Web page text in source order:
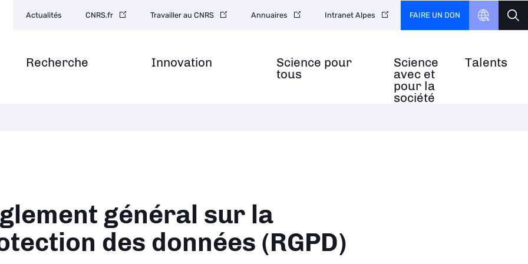
Recherche Innovation
Science pour
tous
Science
avec et
pour la
société
Talents
secondaire
Actualités CNRS.fr Travailler au CNRS Annuaires Intranet Alpes FAIRE UN DON
général sur la
des données (RGPD)